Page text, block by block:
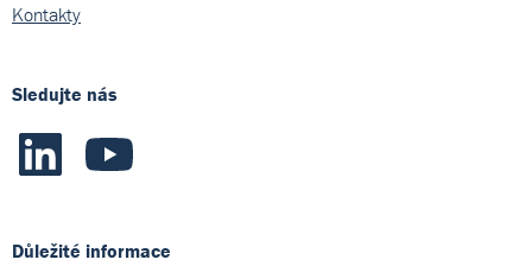
Kontakty
Sledujte nás
Důležité informace